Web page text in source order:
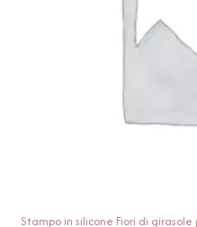
Stampo in silicone Fiori di